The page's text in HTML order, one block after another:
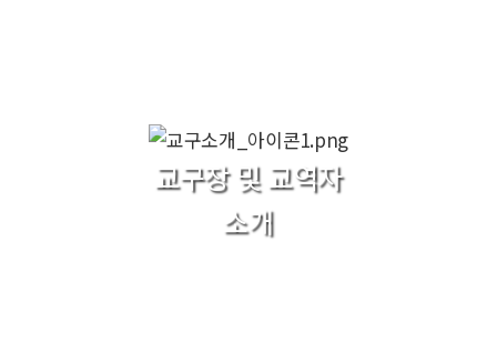
교구장 및 교역자
소개